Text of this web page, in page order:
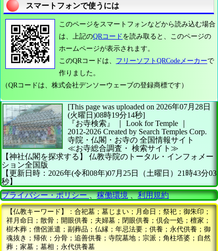
スマートフォンで使うには
このページをスマートフォンなどから読み込む場合
は、上記のQRコード を読み取ると、このページの
ホームページが表示されます。
このQRコードは、 フリーソフトQRCodeメーカーで
作りました。
（QRコードは、株式会社デンソーウェーブの登録商標です）
[This page was uploaded on 2026年07月28日
(火曜日)08時19分14秒]
『お寺検索』 ｜ Look for Temple
2012-2026 Created by Search Temples Corp.
寺院・仏閣・お寺の 全国情報サイト
≪お寺総合調査・ 検索サイト≫
【神社仏閣を探求する】
仏教寺院のトータル・インフォメー
ション全国版
【更新日時：2026年(令和08年)07月25日（土曜日）21時43分03
秒】
プライバシー・ポリシー、稼働環境、利用規約
【仏教キーワード】：合祀墓；墓じまい；月命日；祭祀；御朱印；
祥月命日；散骨；開眼供養；夫婦墓；閉眼供養；倶会一処；檀家；
樹木葬；僧侶派遣；副葬品；仏縁；年忌法要；供養；永代供養；御
魂抜き；帰依；分骨；追善供養；寺院墓地；宗派；角柱塔婆；自然
葬；家墓；墓相；永代供養墓